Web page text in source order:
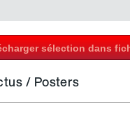
sélection dans
/ Posters